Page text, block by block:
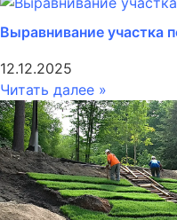
Выравнивание участка
12.12.2025
Читать далее »